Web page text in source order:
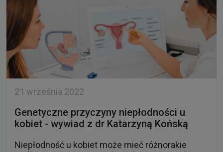
21 września 2022
Genetyczne przyczyny niepłodności u
kobiet - wywiad z dr Katarzyną Końską
Niepłodność u kobiet może mieć różnorakie
podłoże, mogą na nią wpływać m.in. czynniki
środowiskowe, immunologiczne oraz